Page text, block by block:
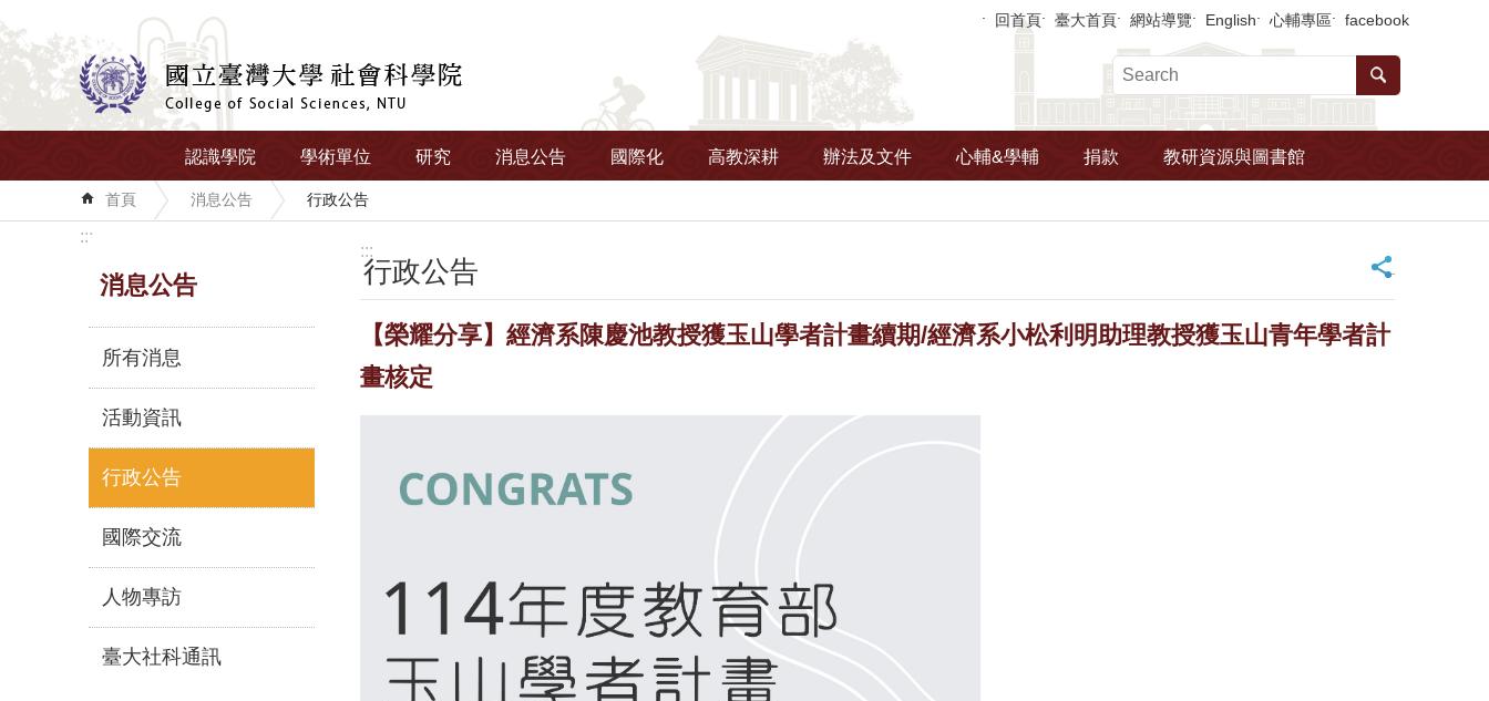
跳到主要內容區塊 回首頁 臺大首頁 網站導覽 English 心輔專區 facebook
認識學院 學術單位 研究 消息公告 國際化 高教深耕 辦法及文件 心輔&學輔 捐款 教研資源與圖書館
首頁 消息公告 行政公告
:::
消息公告
所有消息
活動資訊
行政公告
國際交流
人物專訪
臺大社科通訊
:::
行政公告 _
【榮耀分享】經濟系陳慶池教授獲玉山學者計畫續期/經濟系小松利明助理教授獲玉山青年學者計
畫核定